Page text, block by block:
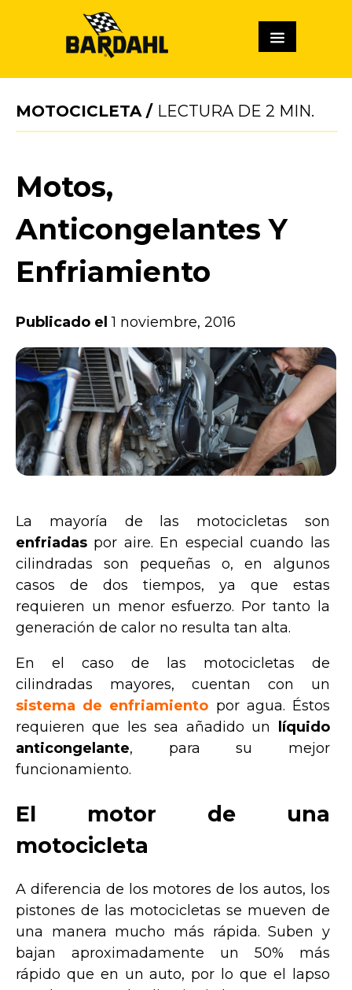
MOTOCICLETA/ LECTURA DE 2 MIN.
Motos,
Anticongelantes Y
Enfriamiento
Publicado el1 noviembre, 2016
La mayoría de las motocicletas son
enfriadas por aire. En especial cuando las
cilindradas son pequeñas o, en algunos
casos de dos tiempos, ya que estas
requieren un menor esfuerzo. Por tanto la
generación de calor no resulta tan alta.
En el caso de las motocicletas de
cilindradas mayores, cuentan con un
sistema de enfriamiento por agua. Éstos
requieren que les sea añadido un
líquido
anticongelante, para su mejor
funcionamiento.
El motor de una
motocicleta
A diferencia de los motores de los autos, los
pistones de las motocicletas se mueven de
una manera mucho más rápida. Suben y
bajan aproximadamente un 50% más
rápido que en un auto, por lo que el lapso